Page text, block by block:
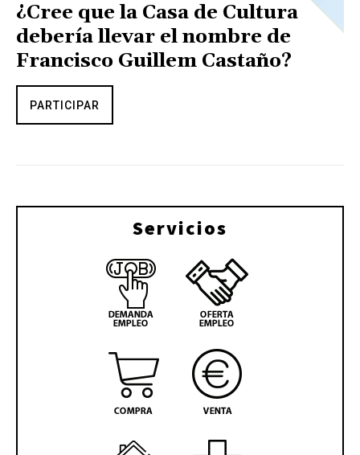
¿Cree que la Casa de Cultura
debería llevar el nombre de
Francisco Guillem Castaño?
PARTICIPAR
Servicios